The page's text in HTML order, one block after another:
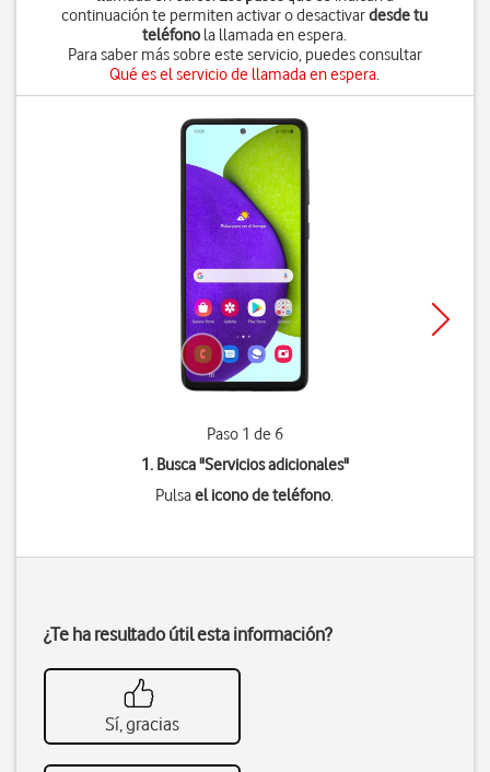
continuación te permiten activar o desactivardesde tu
teléfono la llamada en espera.
Para saber más sobre este servicio, puedes consultar
Qué es el servicio de llamada en espera.
Paso 1 de 6
1. Busca "Servicios adicionales"
Pulsael icono de teléfono.
¿Te ha resultado útil esta información?
Sí, gracias